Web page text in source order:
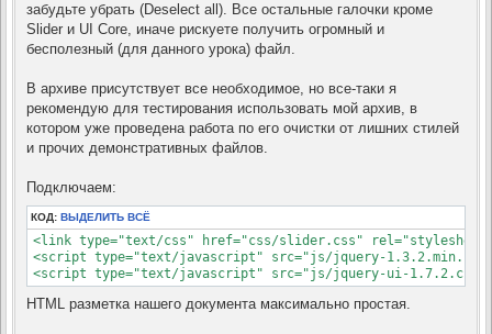
забудьте убрать (Deselect all). Все остальные галочки кроме
Slider и UI Core, иначе рискуете получить огромный и
бесполезный (для данного урока) файл.
В архиве присутствует все необходимое, но все-таки я
рекомендую для тестирования использовать мой архив, в
котором уже проведена работа по его очистки от лишних стилей
и прочих демонстративных файлов.
Подключаем:
КОД: ВЫДЕЛИТЬ ВСЁ
<link type="text/css" href="css/slider.css"
<script type="text/javascript" src="js/jquery-
<script type="text/javascript" src="js/jquery-ui-
HTML разметка нашего документа максимально простая.